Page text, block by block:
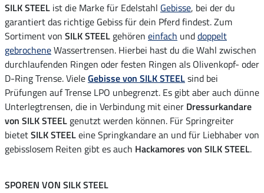
SILK STEEL ist die Marke für Edelstahl Gebisse, bei der du
garantiert das richtige Gebiss für dein Pferd findest. Zum
Sortiment von SILK STEEL gehören einfach unddoppelt
gebrocheneWassertrensen. Hierbei hast du die Wahl zwischen
durchlaufenden Ringen oder festen Ringen als Olivenkopf- oder
D-Ring Trense. VieleGebisse von SILK STEELsind bei
Prüfungen auf Trense LPO unbegrenzt. Es gibt aber auch dünne
Unterlegtrensen, die in Verbindung mit einer Dressurkandare
von SILK STEEL genutzt werden können. Für Springreiter
bietetSILK STEELeine Springkandare an und für Liebhaber von
gebisslosem Reiten gibt es auch Hackamores von SILK STEEL.
SPOREN VON SILK STEEL